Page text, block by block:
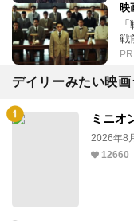
映
戦
PR
デイリーみたい映
ミニオ
2026年8
12660